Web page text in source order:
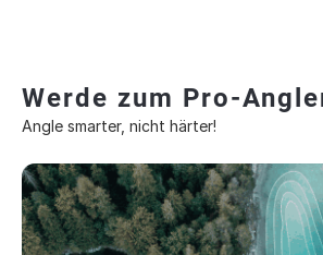
Werde zum Pro-
Angle smarter, nicht härter!